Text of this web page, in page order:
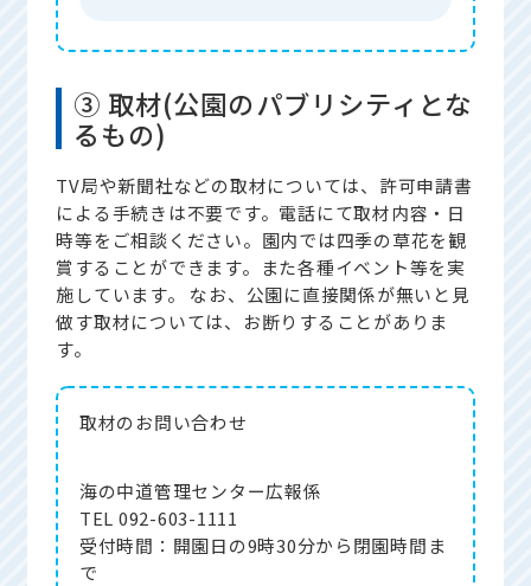
③ 取材(公園のパブリシティとな
るもの)
TV局や新聞社などの取材については、許可申請書
による手続きは不要です。電話にて取材内容・日
時等をご相談ください。園内では四季の草花を観
賞することができます。また各種イベント等を実
施しています。 なお、公園に直接関係が無いと見
做す取材については、お断りすることがありま
す。
取材の お問い合わせ
海の中道管理センター広報係
TEL 092-603-1111
受付時間：開園日の9時30分から閉園時間ま
で